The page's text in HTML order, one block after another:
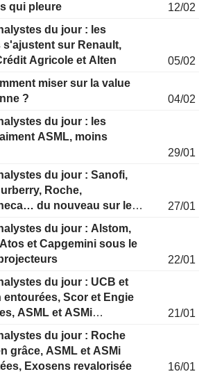
qui pleure
12/02
du jour : les
s'ajustent sur Renault,
Agricole et Alten
05/02
miser sur la value
?
04/02
du jour : les
ASML, moins
29/01
du jour : Sanofi,
Roche,
du nouveau sur les
27/01
du jour : Alstom,
et Capgemini sous le
22/01
du jour : UCB et
entourées, Scor et Engie
ASML et ASMi
21/01
du jour : Roche
grâce, ASML et ASMi
Exosens revalorisée
16/01